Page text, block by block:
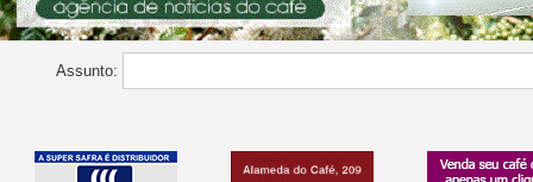
Assunto: